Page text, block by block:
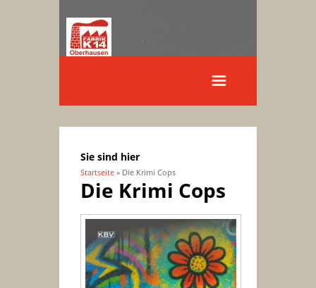
Sie sind hier
Startseite » Die Krimi Cops
Die Krimi Cops